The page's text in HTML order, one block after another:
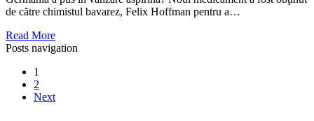
de către chimistul bavarez, Felix Hoffman pentru a…
Read More
Posts navigation
1
2
Next